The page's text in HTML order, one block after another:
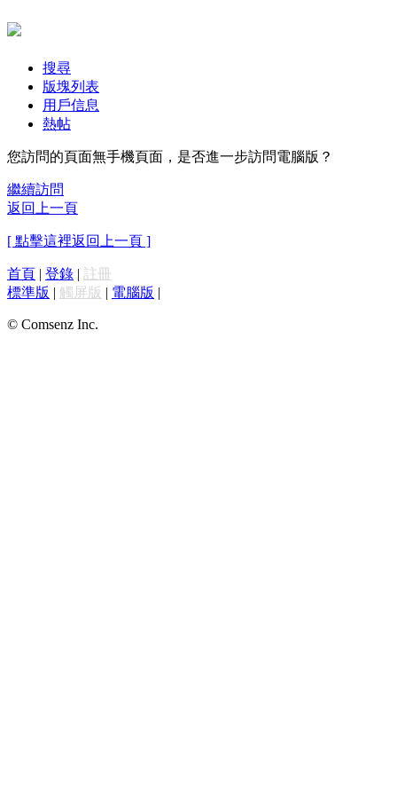
搜尋
版塊列表
用戶信息
熱帖
您訪問的頁面無手機頁面，是否進一步訪問電腦版？
繼續訪問
返回上一頁
[ 點擊這裡返回上一頁 ]
首頁 | 登錄 | 註冊
標準版 | 觸屏版 | 電腦版 |
© Comsenz Inc.